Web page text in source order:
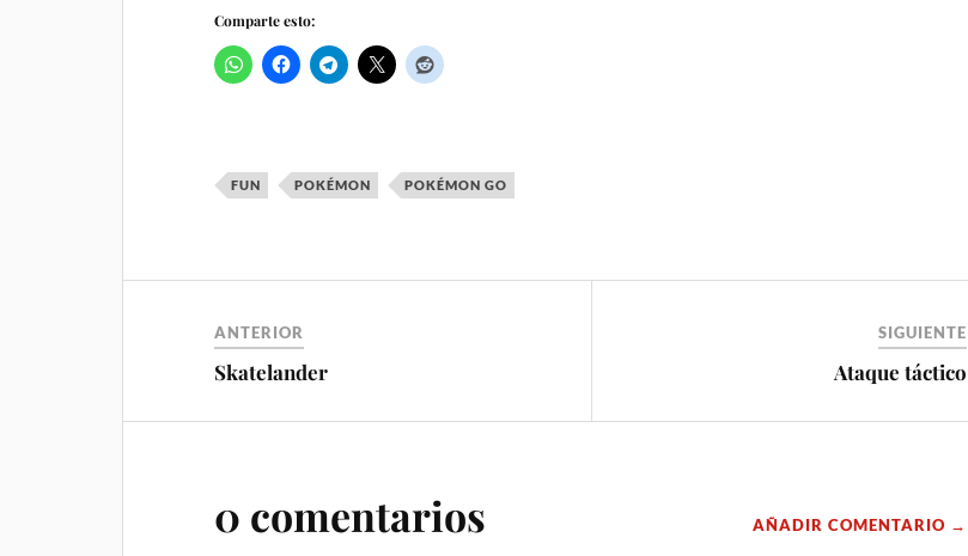
Comparte esto:
FUN POKÉMON POKÉMON GO
ANTERIOR
Skatelander
SIGUIENTE
Ataque táctico
0 comentarios AÑADIR COMENTARIO →